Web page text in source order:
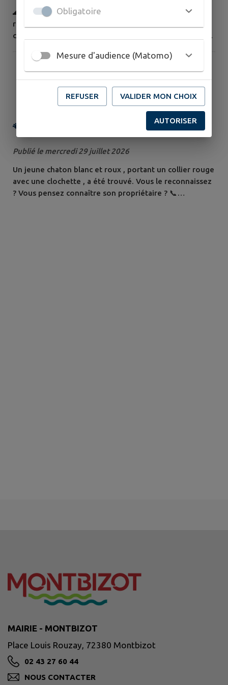
🌊🚫 Il est strictement interdit de se baigner dans la
rivière Sarthe sur le territoire de la Communauté de
communes Maine Cœur de Sarthe. 🚫 Il est interdit de
profondeur par endroit, les remous au pied des
barrages sont des éléments très dangereux, avec des
risques de blessures graves ou de traumatismes à vie.
👉 PARENTS : transmettez le...
🐾 ALERTE – CHATON TROUVÉ !
🐾 🐱
Publié le mercredi 29 juillet 2026
Un jeune chaton blanc et roux , portant un collier rouge
avec une clochette , a été trouvé. Vous le reconnaissez
? Vous pensez connaître son propriétaire ? 📞
MAIRIE - MONTBIZOT
Place Louis Rouzay, 72380 Montbizot
02 43 27 60 44
NOUS CONTACTER
Obligatoire
Mesure d'audience (Matomo)
REFUSER VALIDER MON CHOIX
AUTORISER